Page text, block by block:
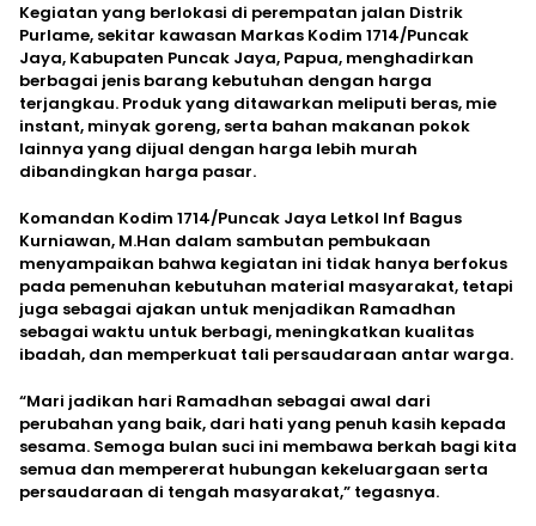
Kegiatan yang berlokasi di perempatan jalan Distrik
Purlame, sekitar kawasan Markas Kodim 1714/Puncak
Jaya, Kabupaten Puncak Jaya, Papua, menghadirkan
berbagai jenis barang kebutuhan dengan harga
terjangkau. Produk yang ditawarkan meliputi beras, mie
instant, minyak goreng, serta bahan makanan pokok
lainnya yang dijual dengan harga lebih murah
dibandingkan harga pasar.
Komandan Kodim 1714/Puncak Jaya Letkol Inf Bagus
Kurniawan, M.Han dalam sambutan pembukaan
menyampaikan bahwa kegiatan ini tidak hanya berfokus
pada pemenuhan kebutuhan material masyarakat, tetapi
juga sebagai ajakan untuk menjadikan Ramadhan
sebagai waktu untuk berbagi, meningkatkan kualitas
ibadah, dan memperkuat tali persaudaraan antar warga.
“Mari jadikan hari Ramadhan sebagai awal dari
perubahan yang baik, dari hati yang penuh kasih kepada
sesama. Semoga bulan suci ini membawa berkah bagi kita
semua dan mempererat hubungan kekeluargaan serta
persaudaraan di tengah masyarakat,” tegasnya.